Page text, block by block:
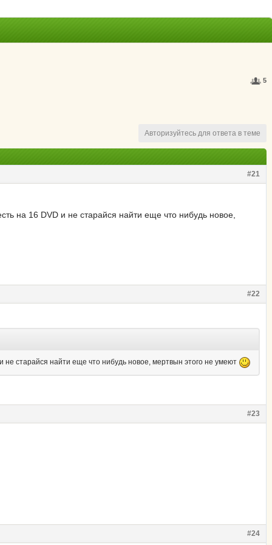
5
Авторизуйтесь для ответа в теме
#21
на 16 DVD и не старайся найти еще что нибудь новое,
#22
не старайся найти еще что нибудь новое, мертвын этого не умеют
#23
#24